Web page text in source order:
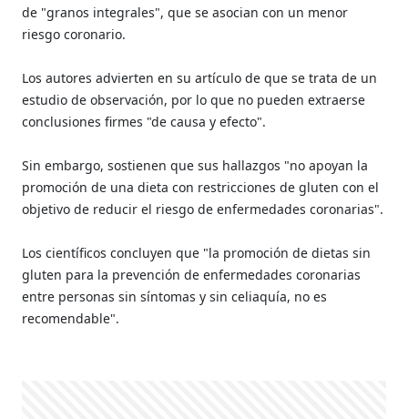
de "granos integrales", que se asocian con un menor
riesgo coronario.
Los autores advierten en su artículo de que se trata de un
estudio de observación, por lo que no pueden extraerse
conclusiones firmes "de causa y efecto".
Sin embargo, sostienen que sus hallazgos "no apoyan la
promoción de una dieta con restricciones de gluten con el
objetivo de reducir el riesgo de enfermedades coronarias".
Los científicos concluyen que "la promoción de dietas sin
gluten para la prevención de enfermedades coronarias
entre personas sin síntomas y sin celiaquía, no es
recomendable".